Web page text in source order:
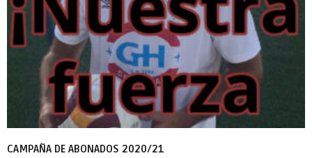
CAMPAÑA DE ABONADOS 2020/21